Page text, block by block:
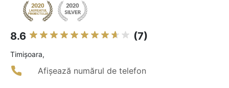
8.6 (7)
Timişoara,
Afișează numărul de telefon